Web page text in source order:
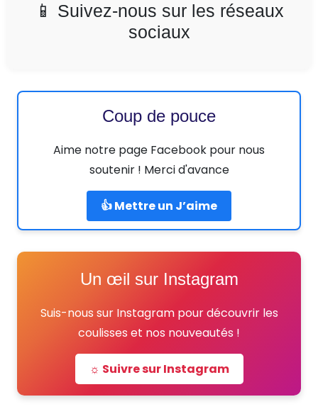
📱 Suivez-nous sur les réseaux
sociaux
Coup de pouce
Aime notre page Facebook pour nous
soutenir ! Merci d'avance
👍 Mettre un J’aime
Un œil sur Instagram
Suis-nous sur Instagram pour découvrir les
coulisses et nos nouveautés !
☼ Suivre sur Instagram